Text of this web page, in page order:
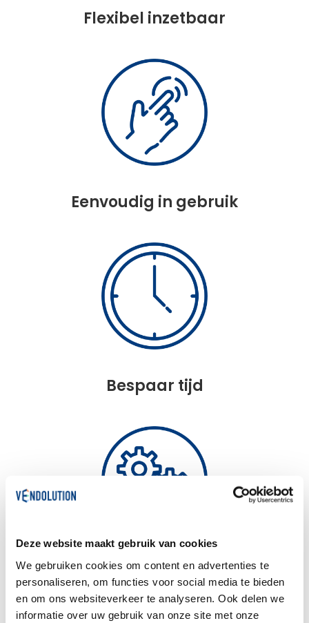
Deze website maakt gebruik van cookies
We gebruiken cookies om content en advertenties te
personaliseren, om functies voor social media te bieden
en om ons websiteverkeer te analyseren. Ook delen we
informatie over uw gebruik van onze site met onze
Flexibel inzetbaar
Eenvoudig in gebruik
Bespaar tijd
Weinig onderhoud